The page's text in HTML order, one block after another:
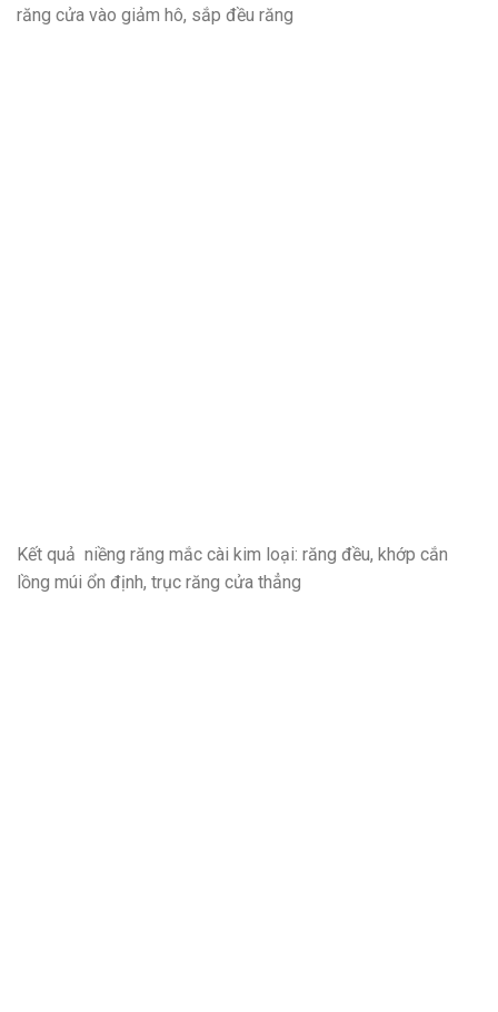
răng cửa vào giảm hô, sắp đều răng
Kết quả niềng răng mắc cài kim loại: răng đều, khớp cắn
lồng múi ổn định, trục răng cửa thẳng